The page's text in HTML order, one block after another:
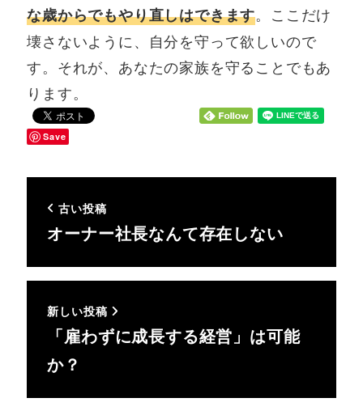
な歳からでもやり直しはできます。ここだけ
壊さないように、自分を守って欲しいので
す。それが、あなたの家族を守ることでもあ
ります。
Save
古い投稿
オーナー社長なんて存在しない
新しい投稿
「雇わずに成長する経営」は可能
か？